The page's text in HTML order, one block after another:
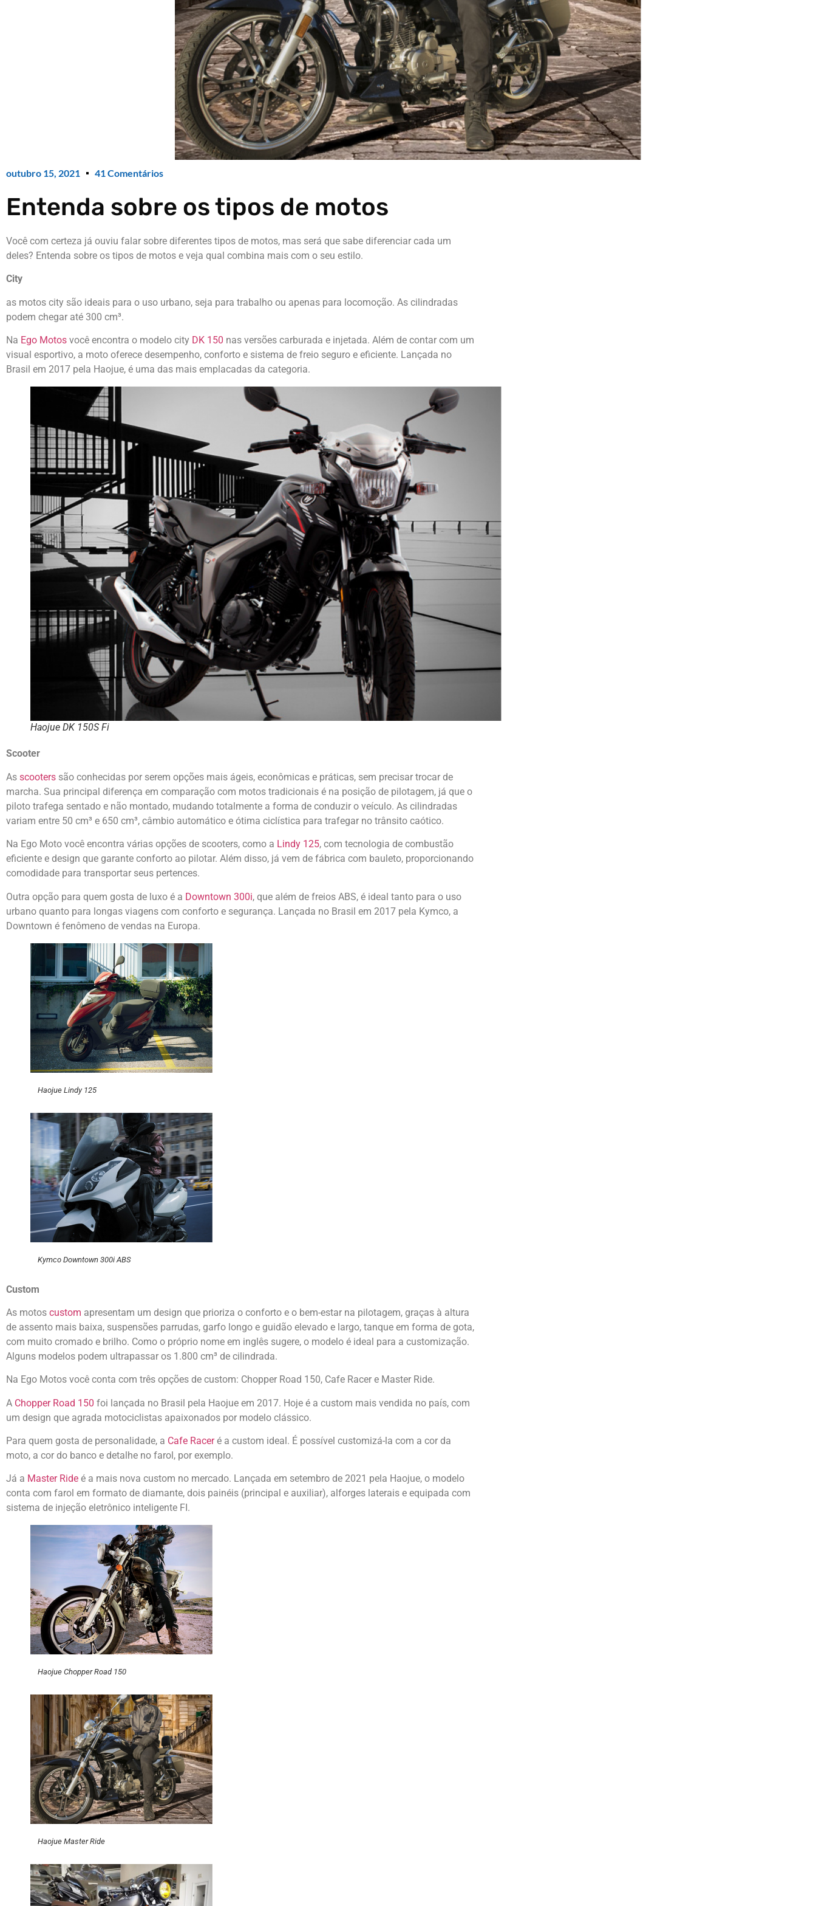
outubro 15, 2021 41 Comentários
Entenda sobre os tipos de motos
Você com certeza já ouviu falar sobre diferentes tipos de motos, mas será que sabe diferenciar cada um
deles? Entenda sobre os tipos de motos e veja qual combina mais com o seu estilo.
City
as motos city são ideais para o uso urbano, seja para trabalho ou apenas para locomoção. As cilindradas
podem chegar até 300 cm³.
Na Ego Motos você encontra o modelo city DK 150 nas versões carburada e injetada. Além de contar com um
visual esportivo, a moto oferece desempenho, conforto e sistema de freio seguro e eficiente. Lançada no
Brasil em 2017 pela Haojue, é uma das mais emplacadas da categoria.
Haojue DK 150S Fi
Scooter
As scooters são conhecidas por serem opções mais ágeis, econômicas e práticas, sem precisar trocar de
marcha. Sua principal diferença em comparação com motos tradicionais é na posição de pilotagem, já que o
piloto trafega sentado e não montado, mudando totalmente a forma de conduzir o veículo. As cilindradas
variam entre 50 cm³ e 650 cm³, câmbio automático e ótima ciclística para trafegar no trânsito caótico.
Na Ego Moto você encontra várias opções de scooters, como a Lindy 125, com tecnologia de combustão
eficiente e design que garante conforto ao pilotar. Além disso, já vem de fábrica com bauleto, proporcionando
comodidade para transportar seus pertences.
Outra opção para quem gosta de luxo é a Downtown 300i, que além de freios ABS, é ideal tanto para o uso
urbano quanto para longas viagens com conforto e segurança. Lançada no Brasil em 2017 pela Kymco, a
Downtown é fenômeno de vendas na Europa.
Haojue Lindy 125
Kymco Downtown 300i ABS
Custom
As motos custom apresentam um design que prioriza o conforto e o bem-estar na pilotagem, graças à altura
de assento mais baixa, suspensões parrudas, garfo longo e guidão elevado e largo, tanque em forma de gota,
com muito cromado e brilho. Como o próprio nome em inglês sugere, o modelo é ideal para a customização.
Alguns modelos podem ultrapassar os 1.800 cm³ de cilindrada.
Na Ego Motos você conta com três opções de custom: Chopper Road 150, Cafe Racer e Master Ride.
A Chopper Road 150 foi lançada no Brasil pela Haojue em 2017. Hoje é a custom mais vendida no país, com
um design que agrada motociclistas apaixonados por modelo clássico.
Para quem gosta de personalidade, a Cafe Raceré a custom ideal. É possível customizá-la com a cor da
moto, a cor do banco e detalhe no farol, por exemplo.
Já a Master Ride é a mais nova custom no mercado. Lançada em setembro de 2021 pela Haojue, o modelo
conta com farol em formato de diamante, dois painéis (principal e auxiliar), alforges laterais e equipada com
sistema de injeção eletrônico inteligente FI.
Haojue Chopper Road 150
Haojue Master Ride